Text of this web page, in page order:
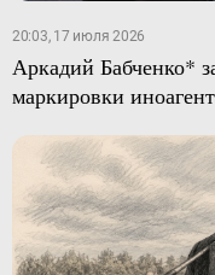
20:03, 17 июля 2026
Аркадий Бабченко*
маркировки